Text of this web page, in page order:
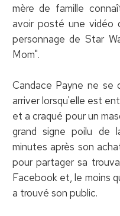
mère de famille
avoir posté une vidéo
personnage de Star
Mom".
Candace Payne ne se
arriver lorsqu'elle est
et a craqué pour un
grand signe poilu de
minutes après son
pour partager sa
Facebook et, le moins
a trouvé son public.